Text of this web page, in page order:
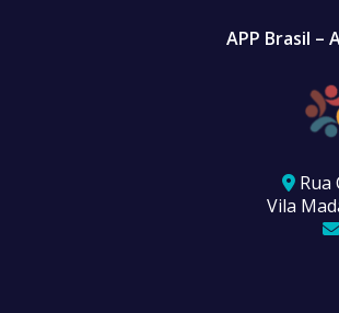
APP Brasil –
Rua
Vila